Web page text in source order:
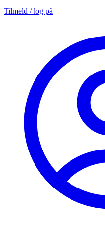
Tilmeld / log på